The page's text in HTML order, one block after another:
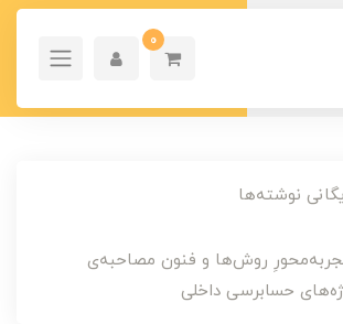
0
نوشته‌ها
تجربه‌محورِ روش‌ها و فنون مصاحبه‌ی
حسابرسی داخلی